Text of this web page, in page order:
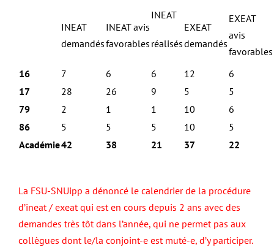
INEAT
demandés
INEAT avis
favorables
INEAT
réalisés
EXEAT
demandés
EXEAT
avis
favorables
16
7 6 6 12
6
17
28 26 9 5
5
79
2 1 1 10
6
86
5 5 5 10
5
Académie42 38 21 37 22
La FSU-SNUipp a dénoncé le calendrier de la procédure
d’ineat / exeat qui est en cours depuis 2 ans avec des
demandes très tôt dans l’année, qui ne permet pas aux
collègues dont le/la conjoint-e est muté-e, d’y participer.